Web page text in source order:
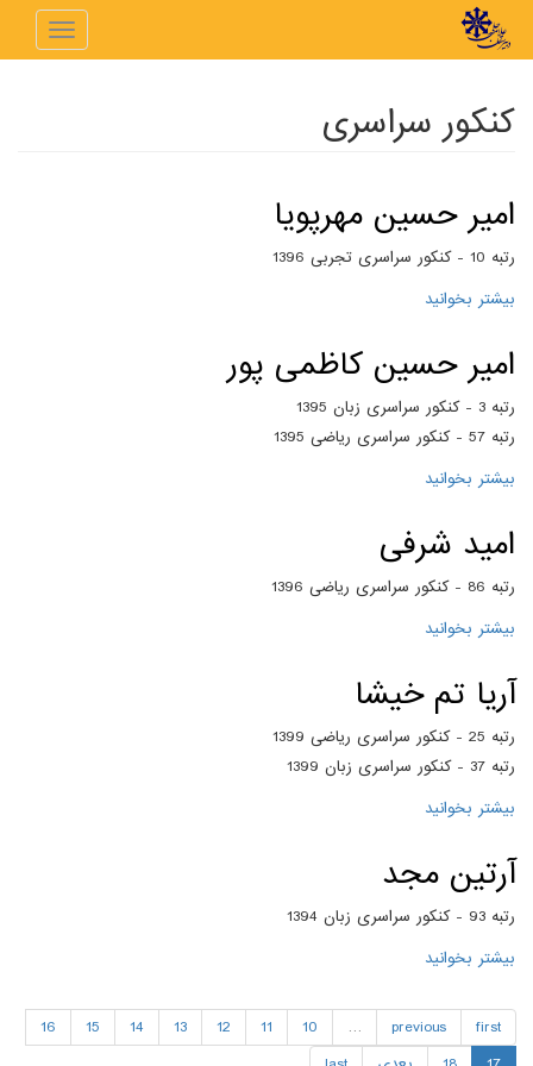
رفتن به محتوای اصلی
Toggle
کنکور سراسری
امیر حسین مهرپویا
رتبه 10 - کنکور سراسری تجربی 1396
بیشتر بخوانید
امیر حسین کاظمی پور
رتبه 3 - کنکور سراسری زبان 1395
رتبه 57 - کنکور سراسری ریاضی 1395
بیشتر بخوانید
امید شرفی
رتبه 86 - کنکور سراسری ریاضی 1396
بیشتر بخوانید
آریا تم خیشا
رتبه 25 - کنکور سراسری ریاضی 1399
رتبه 37 - کنکور سراسری زبان 1399
بیشتر بخوانید
آرتین مجد
رتبه 93 - کنکور سراسری زبان 1394
بیشتر بخوانید
first
previous
…
10
11
12
13
14
15
16